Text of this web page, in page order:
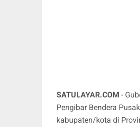
SATULAYAR.COM -
Pengibar Bendera
kabupaten/kota di